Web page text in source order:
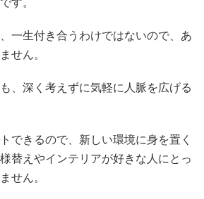
一生付き合うわけではないので、あ
せん。
、深く考えずに気軽に人脈を広げる
できるので、新しい環境に身を置く
替えやインテリアが好きな人にとっ
せん。